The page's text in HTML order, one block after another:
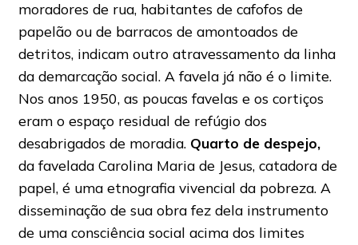
moradores de rua, habitantes de cafofos de
papelão ou de barracos de amontoados de
detritos, indicam outro atravessamento da linha
da demarcação social. A favela já não é o limite.
Nos anos 1950, as poucas favelas e os cortiços
eram o espaço residual de refúgio dos
desabrigados de moradia. Quarto de despejo,
da favelada Carolina Maria de Jesus, catadora de
papel, é uma etnografia vivencial da pobreza. A
disseminação de sua obra fez dela instrumento
de uma consciência social acima dos limites